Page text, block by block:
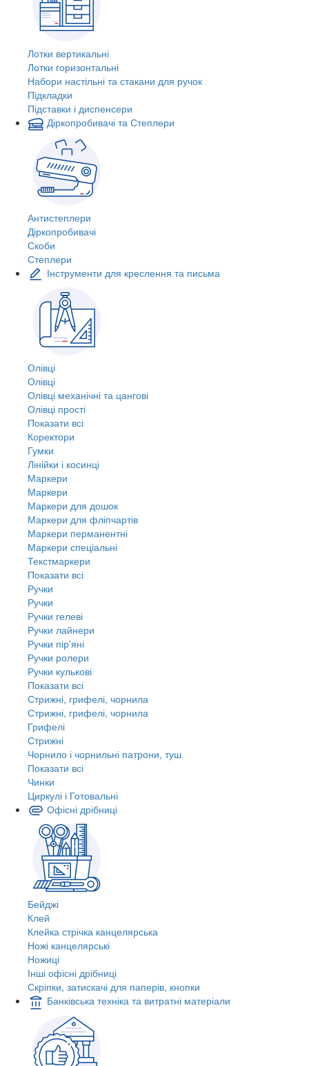
Лотки вертикальні
Лотки горизонтальні
Набори настільні та стакани для ручок
Підкладки
Підставки і диспенсери
Діркопробивачі та Степлери
Антистеплери
Діркопробивачі
Скоби
Степлери
Інструменти для креслення та письма
Олівці
Олівці
Олівці механічні та цангові
Олівці прості
Показати всі
Коректори
Гумки
Лінійки і косинці
Маркери
Маркери
Маркери для дошок
Маркери для фліпчартів
Маркери перманентні
Маркери спеціальні
Текстмаркери
Показати всі
Ручки
Ручки
Ручки гелеві
Ручки лайнери
Ручки пір'яні
Ручки ролери
Ручки кулькові
Показати всі
Стрижні, грифелі, чорнила
Стрижні, грифелі, чорнила
Грифелі
Стрижні
Чорнило і чорнильні патрони, туш
Показати всі
Чинки
Циркулі і Готовальні
Офісні дрібниці
Бейджі
Клей
Клейка стрічка канцелярська
Ножі канцелярські
Ножиці
Інші офісні дрібниці
Скріпки, затискачі для паперів, кнопки
Банківська техніка та витратні матеріали